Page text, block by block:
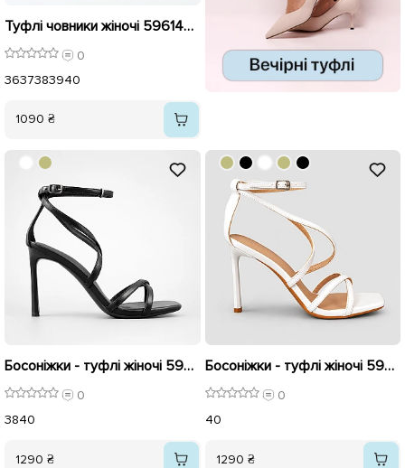
Туфлі човники жіночі 596145 Чорні
0
3637383940
1090 ₴
Босоніжки - туфлі жіночі 595988 Чорні
0
3840
1290 ₴
Босоніжки - туфлі жіночі 595923 Білі
0
40
1290 ₴